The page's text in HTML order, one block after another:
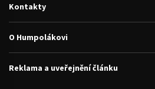
Kontakty
O Humpolákovi
Reklama a uveřejnění článku